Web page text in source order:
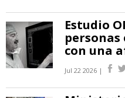
Estudio
personas
con una
Jul 22 2026 |